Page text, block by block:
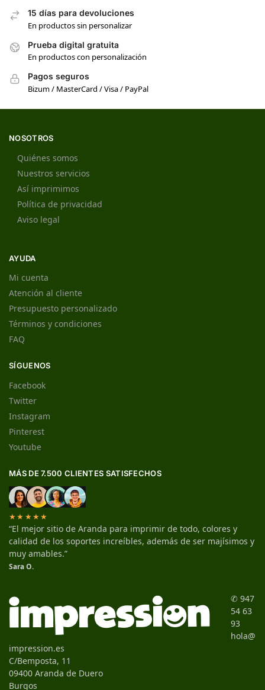
15 días para devoluciones
En productos sin personalizar
Prueba digital gratuita
En productos con personalización
Pagos seguros
Bizum / MasterCard / Visa / PayPal
NOSOTROS
Quiénes somos
Nuestros servicios
Así imprimimos
Política de privacidad
Aviso legal
AYUDA
Mi cuenta
Atención al cliente
Presupuesto personalizado
Términos y condiciones
FAQ
SÍGUENOS
Facebook
Twitter
Instagram
Pinterest
Youtube
MÁS DE 7.500 CLIENTES SATISFECHOS
★★★★★
“El mejor sitio de Aranda para imprimir de todo, colores y
calidad de los soportes increíbles, además de ser majísimos y
muy amables.”
Sara O.
✆ 947
54 63
93
hola@
impression.es
C/Bemposta, 11
09400 Aranda de Duero
Burgos